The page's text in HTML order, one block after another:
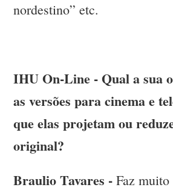
nordestino” etc.
IHU On-Line - Qual a sua
as versões para cinema e
que elas projetam ou
original?
Braulio Tavares -Faz